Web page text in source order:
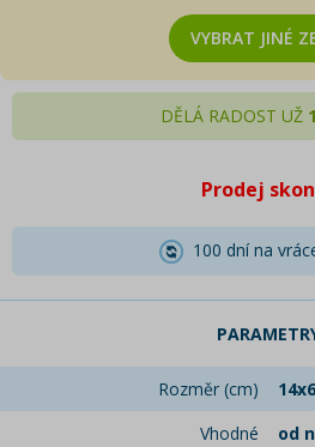
VYBRAT JINÉ
DĚLÁ RADOST UŽ 1
Prodej
100 dní na
Rozměr (cm)
Vhodné
od